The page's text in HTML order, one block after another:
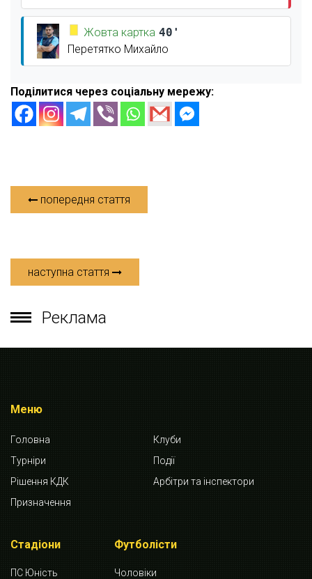
Жовта картка 40'
Перетятко Михайло
Поділитися через соціальну мережу:
попередня стаття
наступна стаття
Реклама
Меню
Головна
Клуби
Турніри
Події
Рішення КДК
Арбітри та інспектори
Призначення
Стадіони
ПС Юність
Футболісти
Чоловіки